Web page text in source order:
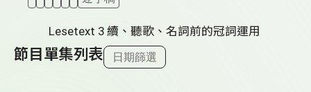
Lesetext 3 續、聽歌、名詞前的冠詞運用
節目單集列表 日期篩選